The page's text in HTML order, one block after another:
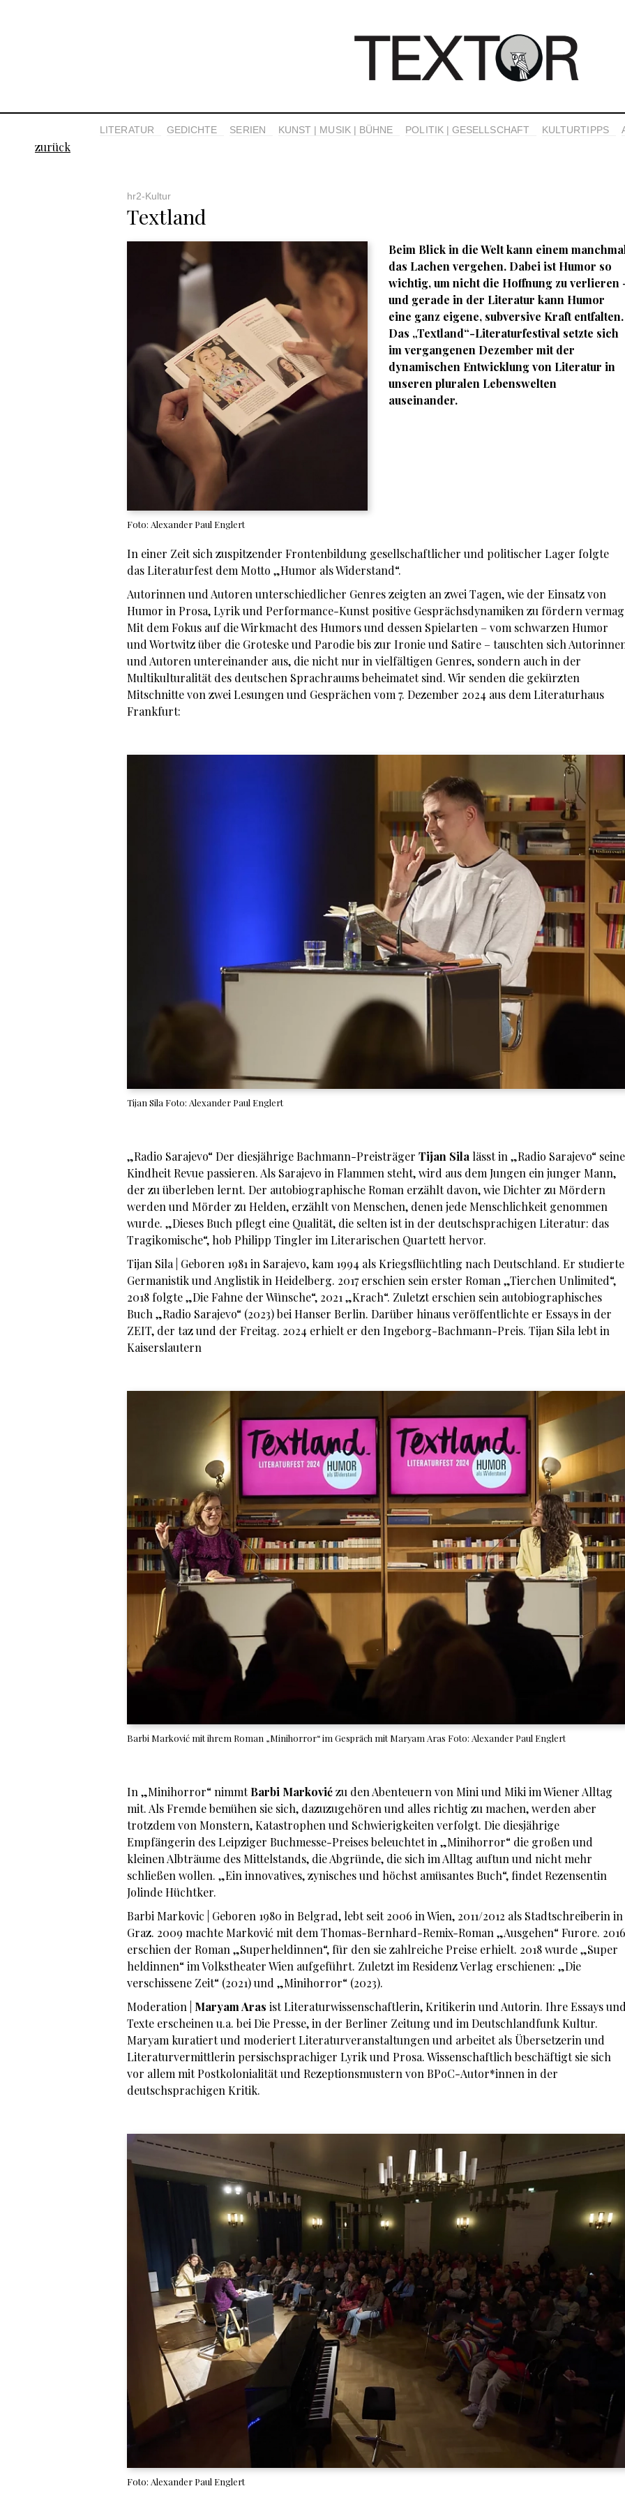
LITERATUR GEDICHTE SERIEN KUNST | MUSIK | BÜHNE POLITIK | GESELLSCHAFT KULTURTIPPS
zurück
hr2-Kultur
Textland
Foto: Alexander Paul Englert
Beim Blick in die Welt kann einem
das Lachen vergehen. Dabei ist Humor so
wichtig, um nicht die Hoffnung zu verlieren
und gerade in der Literatur kann Humor
eine ganz eigene, subversive Kraft entfalten.
Das „Textland“-Literaturfestival setzte sich
im vergangenen Dezember mit der
dynamischen Entwicklung von Literatur in
unseren pluralen Lebenswelten
auseinander.
In einer Zeit sich zuspitzender Frontenbildung gesellschaftlicher und politischer Lager folgte
das Literaturfest dem Motto „Humor als Widerstand“.
Autorinnen und Autoren unterschiedlicher Genres zeigten an zwei Tagen, wie der Einsatz von
Humor in Prosa, Lyrik und Performance-Kunst positive Gesprächsdynamiken zu fördern
Mit dem Fokus auf die Wirkmacht des Humors und dessen Spielarten – vom schwarzen Humor
und Wortwitz über die Groteske und Parodie bis zur Ironie und Satire – tauschten sich
und Autoren untereinander aus, die nicht nur in vielfältigen Genres, sondern auch in der
Multikulturalität des deutschen Sprachraums beheimatet sind. Wir senden die gekürzten
Mitschnitte von zwei Lesungen und Gesprächen vom 7. Dezember 2024 aus dem Literaturhaus
Frankfurt:
Tijan Sila Foto: Alexander Paul Englert
„Radio Sarajevo“ Der diesjährige Bachmann-Preisträger Tijan Sila lässt in „Radio Sarajevo“ seine
Kindheit Revue passieren. Als Sarajevo in Flammen steht, wird aus dem Jungen ein junger Mann,
der zu überleben lernt. Der autobiographische Roman erzählt davon, wie Dichter zu Mördern
werden und Mörder zu Helden, erzählt von Menschen, denen jede Menschlichkeit genommen
wurde. „Dieses Buch pflegt eine Qualität, die selten ist in der deutschsprachigen Literatur: das
Tragikomische“, hob Philipp Tingler im Literarischen Quartett hervor.
Tijan Sila | Geboren 1981 in Sarajevo, kam 1994 als Kriegsflüchtling nach Deutschland. Er studierte
Germanistik und Anglistik in Heidelberg. 2017 erschien sein erster Roman „Tierchen Unlimited“,
2018 folgte „Die Fahne der Wünsche“, 2021 „Krach“. Zuletzt erschien sein autobiographisches
Buch „Radio Sarajevo“ (2023) bei Hanser Berlin. Darüber hinaus veröffentlichte er Essays in der
ZEIT, der taz und der Freitag. 2024 erhielt er den Ingeborg-Bachmann-Preis. Tijan Sila lebt in
Kaiserslautern
Barbi Marković mit ihrem Roman „Minihorror“ im Gespräch mit Maryam Aras Foto: Alexander Paul Englert
In „Minihorror“ nimmtBarbi Markovićzu den Abenteuern von Mini und Miki im Wiener Alltag
mit. Als Fremde bemühen sie sich, dazuzugehören und alles richtig zu machen, werden aber
trotzdem von Monstern, Katastrophen und Schwierigkeiten verfolgt. Die diesjährige
Empfängerin des Leipziger Buchmesse-Preises beleuchtet in „Minihorror“ die großen und
kleinen Albträume des Mittelstands, die Abgründe, die sich im Alltag auftun und nicht mehr
schließen wollen. „Ein innovatives, zynisches und höchst amüsantes Buch“, findet Rezensentin
Jolinde Hüchtker.
Barbi Markovic | Geboren 1980 in Belgrad, lebt seit 2006 in Wien, 2011/2012 als Stadtschreiberin in
Graz. 2009 machte Marković mit dem Thomas-Bernhard-Remix-Roman „Ausgehen“ Furore. 2016
erschien der Roman „Superheldinnen“, für den sie zahlreiche Preise erhielt. 2018 wurde „Super
heldinnen“ im Volkstheater Wien aufgeführt. Zuletzt im Residenz Verlag erschienen: „Die
verschissene Zeit“ (2021) und „Minihorror“ (2023).
Moderation | Maryam Aras ist Literaturwissenschaftlerin, Kritikerin und Autorin. Ihre Essays
Texte erscheinen u.a. bei Die Presse, in der Berliner Zeitung und im Deutschlandfunk Kultur.
Maryam kuratiert und moderiert Literaturveranstaltungen und arbeitet als Übersetzerin und
Literaturvermittlerin persischsprachiger Lyrik und Prosa. Wissenschaftlich beschäftigt sie sich
vor allem mit Postkolonialität und Rezeptionsmustern von BPoC-Autor*innen in der
deutschsprachigen Kritik.
Foto: Alexander Paul Englert